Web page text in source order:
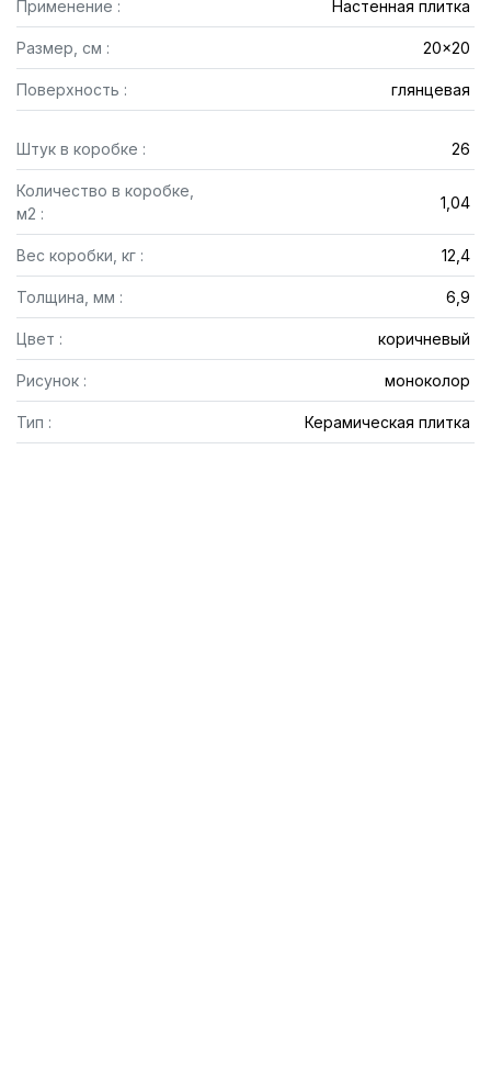
Применение : Настенная плитка
Размер, см : 20x20
Поверхность : глянцевая
Штук в коробке : 26
Количество в коробке,
м2 :
1,04
Вес коробки, кг : 12,4
Толщина, мм : 6,9
Цвет : коричневый
Рисунок : моноколор
Тип : Керамическая плитка